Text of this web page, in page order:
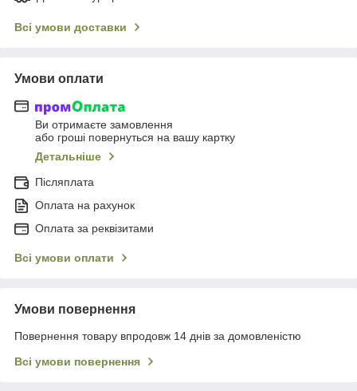
Всі умови доставки
Умови оплати
Ви отримаєте замовлення
або гроші повернуться на вашу картку
Детальніше
Післяплата
Оплата на рахунок
Оплата за реквізитами
Всі умови оплати
Умови повернення
Повернення товару впродовж 14 днів за домовленістю
Всі умови повернення